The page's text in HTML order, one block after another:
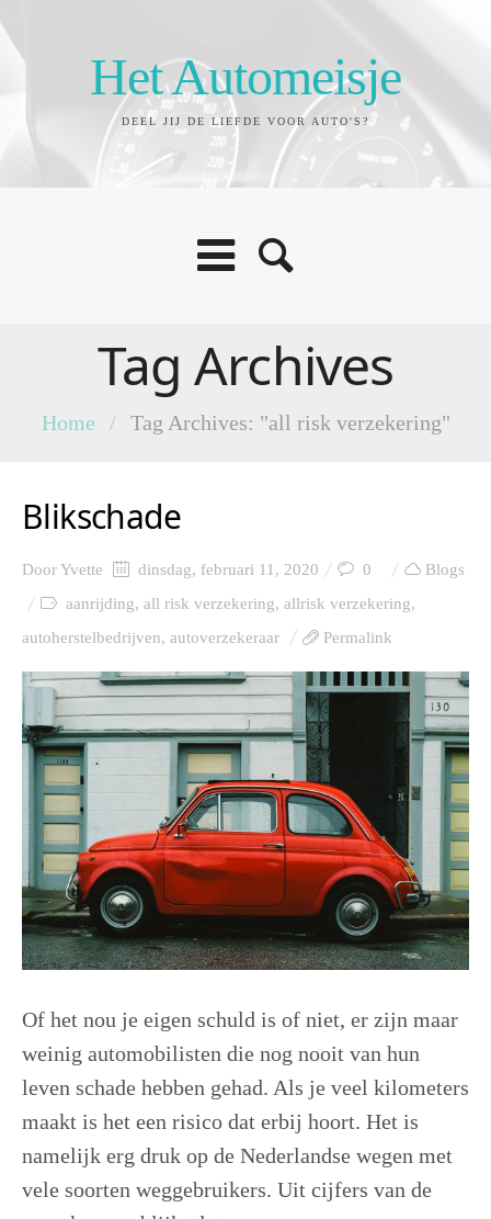
Het Automeisje
DEEL JIJ DE LIEFDE VOOR AUTO'S?
Tag Archives
Home / Tag Archives: "all risk verzekering"
Blikschade
DoorYvette dinsdag, februari 11, 2020 0
Blogs
aanrijding, all risk verzekering, allrisk verzekering,
autoherstelbedrijven, autoverzekeraar Permalink
Of het nou je eigen schuld is of niet, er zijn maar
weinig automobilisten die nog nooit van hun
leven schade hebben gehad. Als je veel kilometers
maakt is het een risico dat erbij hoort. Het is
namelijk erg druk op de Nederlandse wegen met
vele soorten weggebruikers. Uit cijfers van de